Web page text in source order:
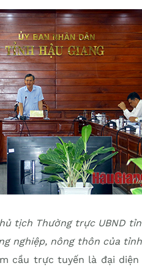
tịch Thường trực UBND
nghiệp, nông thôn của
cầu trực tuyến là đại diện